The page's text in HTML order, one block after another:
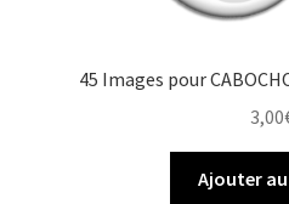
45 Images pour
3,00
Ajouter